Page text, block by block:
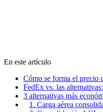
En este artículo
Cómo se forma el precio
FedEx vs. las
3 alternativas más
1. Carga aérea